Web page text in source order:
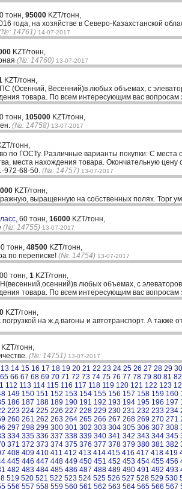
тонн, 95000 KZT/тонн,
года, на хозяйстве в Северо-Казахстанской
14761) 14-07-2017
KZT/тонн,
(№: 14760) 13-07-2017
KZT/тонн,
(Осенний, Весенний)в любых объемах, с
товара. По всем интересующим вас вопросам
тонн, 105000 KZT/тонн,
(№: 14758) 13-07-2017
тонн,
по ГОСТу. Различные варианты покупки: С
места нахождения товара. Окончательную
972-68-50. (№: 14757) 13-07-2017
KZT/тонн,
выращенную на собственных полях. Торг
60 тонн, 16000 KZT/тонн,
(№: 14755) 13-07-2017
тонн, 48500 KZT/тонн,
по переписке! (№: 14754) 13-07-2017
тонн, 1 KZT/тонн,
любых объемах, с
товара. По всем интересующим вас
KZT/тонн,
на ж.д.вагоны и автотранспорт. А также
KZT/тонн,
(№: 14751) 13-07-2017
13 14 15 16 17 18 19 20 21 22 23 24 25 26 27 28 29 30
65 66 67 68 69 70 71 72 73 74 75 76 77 78 79 80 81 82
112 113 114 115 116 117 118 119 120 121 122 123
149 150 151 152 153 154 155 156 157 158 159 160
186 187 188 189 190 191 192 193 194 195 196 197
223 224 225 226 227 228 229 230 231 232 233 234
260 261 262 263 264 265 266 267 268 269 270 271
297 298 299 300 301 302 303 304 305 306 307 308
334 335 336 337 338 339 340 341 342 343 344 345
371 372 373 374 375 376 377 378 379 380 381 382
408 409 410 411 412 413 414 415 416 417 418 419
445 446 447 448 449 450 451 452 453 454 455 456
482 483 484 485 486 487 488 489 490 491 492 493
519 520 521 522 523 524 525 526 527 528 529 530
556 557 558 559 560 561 562 563 564 565 566 567